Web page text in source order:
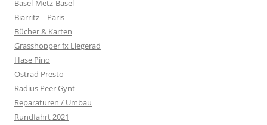
Basel-Metz-Basel
Biarritz – Paris
Bücher & Karten
Grasshopper fx Liegerad
Hase Pino
Ostrad Presto
Radius Peer Gynt
Reparaturen / Umbau
Rundfahrt 2021